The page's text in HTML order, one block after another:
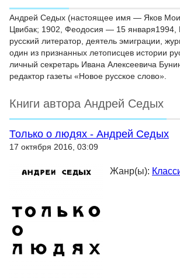
Андрей Седых (настоящее имя — Яков
Цвибак; 1902, Феодосия — 15
русский литератор, деятель эмиграции,
один из признанных летописцев истории
личный секретарь Ивана Алексеевича
редактор газеты «Новое русское слово».
Книги автора Андрей Седых
Только о людях - Андрей Седых
17 октября 2016, 03:09
Жанр(ы):